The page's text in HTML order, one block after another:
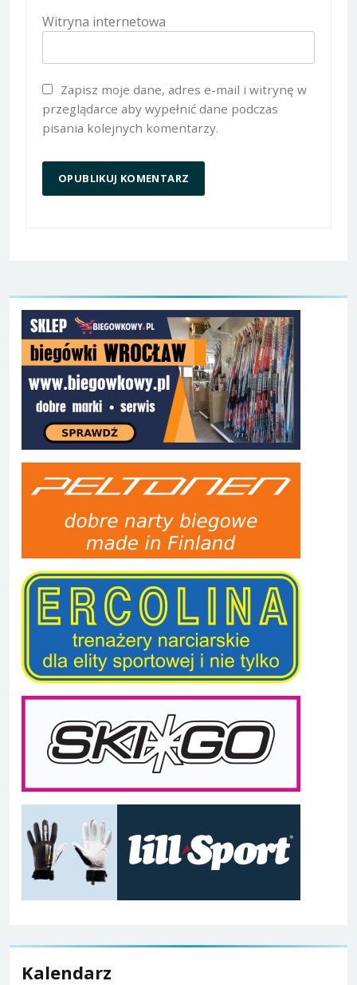
Witryna internetowa
Zapisz moje dane, adres e-mail i witrynę w
przeglądarce aby wypełnić dane podczas
pisania kolejnych komentarzy.
Kalendarz